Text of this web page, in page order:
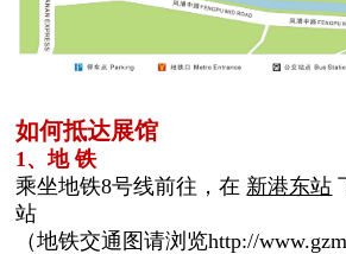
如何抵达展馆
1、地 铁
乘坐地铁8号线前往，在 新港东站
站
（地铁交通图请浏览http://